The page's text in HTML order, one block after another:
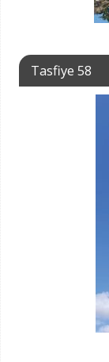
Tasfiye 58